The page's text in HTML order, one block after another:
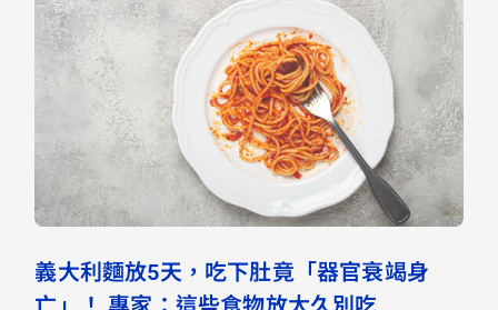
義大利麵放5天，吃下肚竟「器官衰竭身